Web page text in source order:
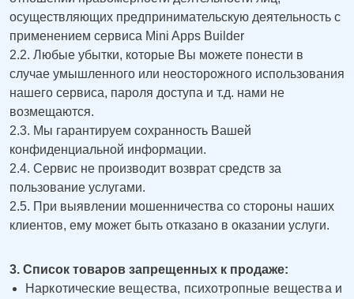
осуществляющих предпринимательскую деятельность с
применением сервиса Mini Apps Builder
2.2. Любые убытки, которые Вы можете понести в
случае умышленного или неосторожного использования
нашего сервиса, пароля доступа и т.д. нами не
возмещаются.
2.3. Мы гарантируем сохранность Вашей
конфиденциальной информации.
2.4. Сервис не производит возврат средств за
пользование услугами.
2.5. При выявлении мошенничества со стороны наших
клиентов, ему может быть отказано в оказании услуги.
3. Список товаров запрещенных к продаже:
Наркотические вещества, психотропные вещества и